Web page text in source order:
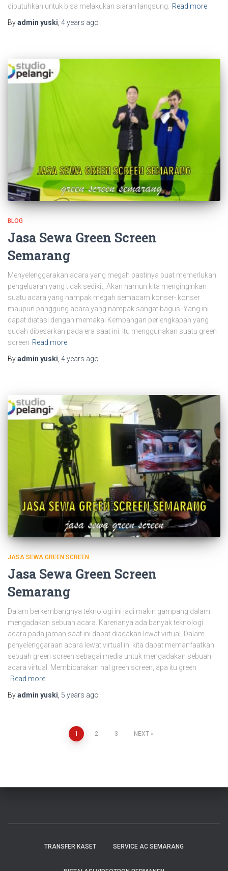
dibutuhkan untuk bisa melakukan siaran langsung. Read more
Byadmin yuski, 4 years ago
BLOG
Jasa Sewa Green Screen
Semarang
Menyelenggarakan acara yang megah pastinya buat memerlukan
pengeluaran yang tidak sedikit, Akan namun kita menginginkan
suatu acara yang nampak megah semacam konser- konser
maupun panggung acara yang nampak sangat bagus. Yang ini
dapat diatasi dengan memakai Kembangan perlengkapan yang
sudah dibesarkan pada era saat ini. Itu menggunakan suatu green
screen Read more
Byadmin yuski 4 years ago
JASA SEWA GREEN SCREEN
Jasa Sewa Green Screen
Semarang
Dalam berkembangnya teknologi ini jadi makin gampang dalam
mengadakan sebuah acara. Karenanya ada banyak teknologi
acara pada jaman saat ini dapat diadakan lewat virtual. Dalam
penyelenggaraan acara lewat virtual ini kita dapat memanfaatkan
sebuah green screen sebagai media untuk mengadakan sebuah
acara virtual. Membicarakan hal green screen, apa itu green
Read more
Byadmin yuski 5 years ago
1 2 3 NEXT
TRANSFER KASET SERVICE AC SEMARANG